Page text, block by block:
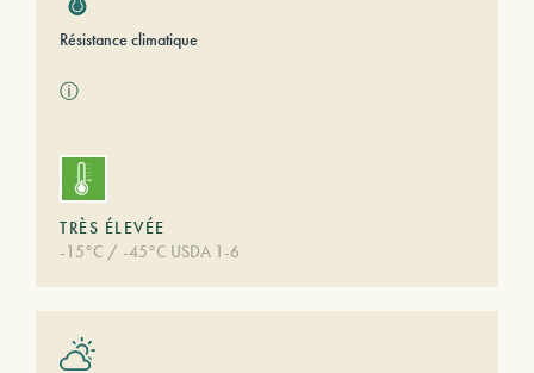
Résistance climatique
ⓘ
TRÈS ÉLEVÉE
-15°C / -45°C USDA 1-6